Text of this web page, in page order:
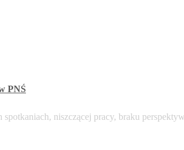
PNŚ
niszczącej pracy, braku